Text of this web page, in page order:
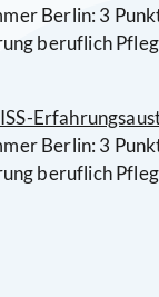
Berlin: 3
beruflich
Berlin: 3
beruflich